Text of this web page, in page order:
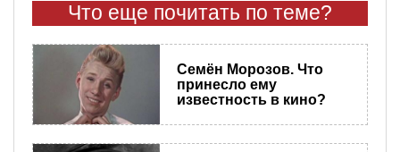
Что еще почитать по теме?
Семён Морозов. Что
принесло ему
известность в кино?